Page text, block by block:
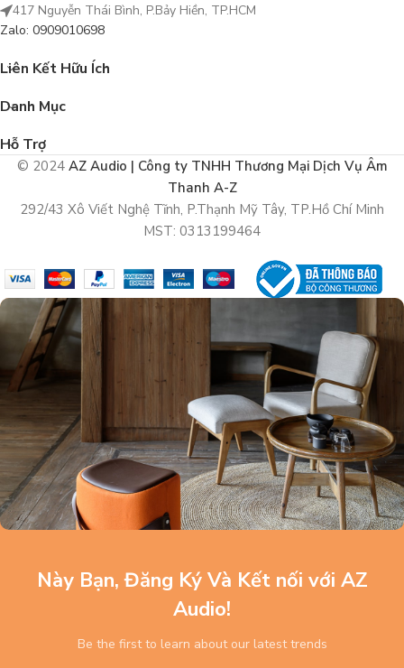
417 Nguyễn Thái Bình, P.Bảy Hiền, TP.HCM
Zalo: 0909010698
Liên Kết Hữu Ích
Danh Mục
Hỗ Trợ
© 2024 AZ Audio | Công ty TNHH Thương Mại Dịch Vụ Âm
Thanh A-Z
292/43 Xô Viết Nghệ Tĩnh, P.Thạnh Mỹ Tây, TP.Hồ Chí Minh
MST: 0313199464
Này Bạn, Đăng Ký Và Kết nối với AZ
Audio!
Be the first to learn about our latest trends